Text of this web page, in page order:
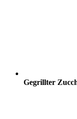
Gegrillter